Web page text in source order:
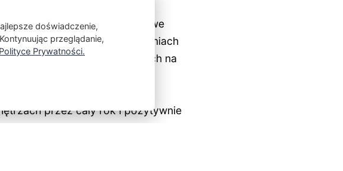
wysoka wilgotność w
Plastikowe okna dachowe
w takich pomieszczeniach
pomieszczeniach ogrzewanych na
okna dachowe o dobrej
nie ma to aż takiego
przez cały rok i pozytywnie
doświadczenie,
przeglądanie,
Prywatności.